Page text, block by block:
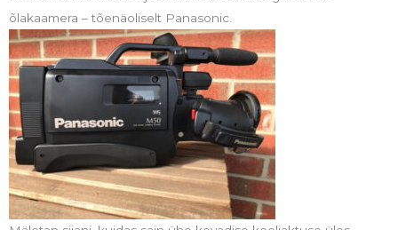
õlakaamera – tõenäoliselt Panasonic.